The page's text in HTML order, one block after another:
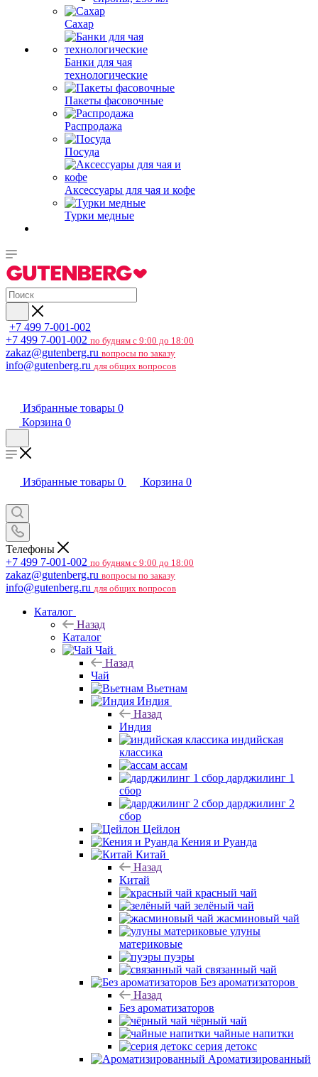
Сахар
Банки для чая
технологические
Пакеты фасовочные
Распродажа
Посуда
Аксессуары для чая и кофе
Турки медные
+7 499 7-001-002
+7 499 7-001-002 по будням с 9:00 до 18:00
zakaz@gutenberg.ru вопросы по заказу
info@gutenberg.ru для общих вопросов
Избранные товары 0
Корзина 0
Избранные товары 0 Корзина 0
Телефоны
+7 499 7-001-002 по будням с 9:00 до 18:00
zakaz@gutenberg.ru вопросы по заказу
info@gutenberg.ru для общих вопросов
Каталог
Назад
Каталог
Чай
Назад
Чай
Вьетнам
Индия
Назад
Индия
индийская
классика
ассам
дарджилинг 1
сбор
дарджилинг 2
сбор
Цейлон
Кения и Руанда
Китай
Назад
Китай
красный чай
зелёный чай
жасминовый чай
улуны
материковые
пуэры
связанный чай
Без ароматизаторов
Назад
Без ароматизаторов
чёрный чай
чайные напитки
серия детокс
Ароматизированный